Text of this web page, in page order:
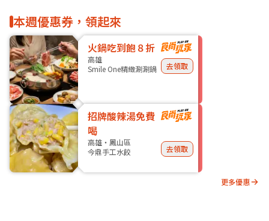
本週優惠券，領起來
火鍋吃到飽８折
高雄
Smile One精緻涮涮鍋
去領取
招牌酸辣湯免費
喝
高雄・鳳山區
今鼎手工水餃
去領取
更多優惠